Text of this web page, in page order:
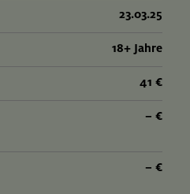
23.03.25
18+ Jahre
41 €
– €
– €